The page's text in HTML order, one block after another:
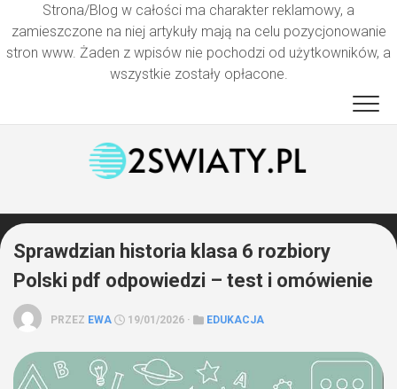
Strona/Blog w całości ma charakter reklamowy, a
zamieszczone na niej artykuły mają na celu pozycjonowanie
stron www. Żaden z wpisów nie pochodzi od użytkowników, a
wszystkie zostały opłacone.
Sprawdzian historia klasa 6 rozbiory
Polski pdf odpowiedzi – test i omówienie
PRZEZ EWA 19/01/2026 · EDUKACJA